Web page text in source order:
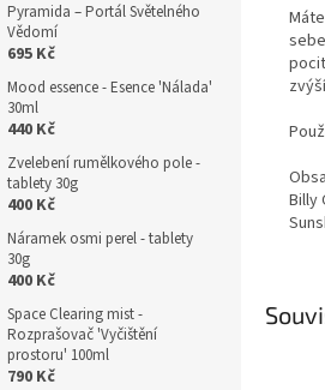
Pyramida – Portál Světelného
Vědomí
695 Kč
Mood essence - Esence 'Nálada'
30ml
440 Kč
Zvelebení rumělkového pole -
tablety 30g
400 Kč
Náramek osmi perel - tablety
30g
400 Kč
Space Clearing mist -
Rozprašovač 'Vyčištění
prostoru' 100ml
790 Kč
Billy